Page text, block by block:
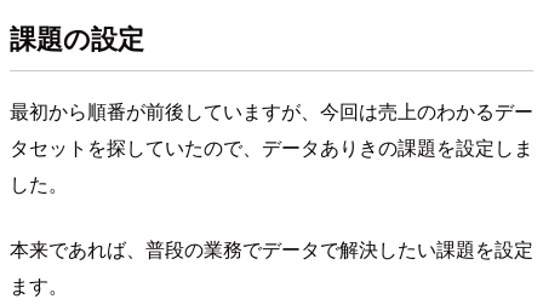
課題の設定
最初から順番が前後していますが、今回は売上のわかるデー
タセットを探していたので、データありきの課題を設定しま
した。
本来であれば、普段の業務でデータで解決したい課題を設定
ます。